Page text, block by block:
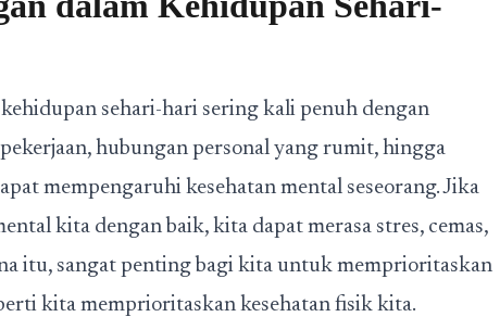
sehari-hari sering kali penuh dengan
hubungan personal yang rumit, hingga
mempengaruhi kesehatan mental seseorang. Jika
kita dengan baik, kita dapat merasa stres, cemas,
itu, sangat penting bagi kita untuk memprioritaskan
kita memprioritaskan kesehatan fisik kita.